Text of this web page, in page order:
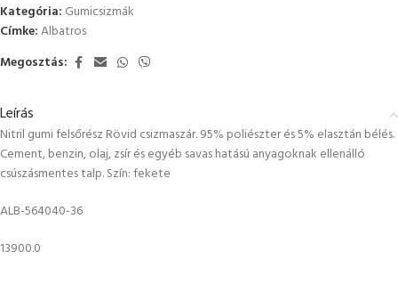
Kategória: Gumicsizmák
Címke:Albatros
Megosztás:
Leírás
Nitril gumi felsőrész Rövid csizmaszár. 95% poliészter és 5% elasztán bélés.
Cement, benzin, olaj, zsír és egyéb savas hatású anyagoknak ellenálló
csúszásmentes talp. Szín: fekete
ALB-564040-36
13900.0